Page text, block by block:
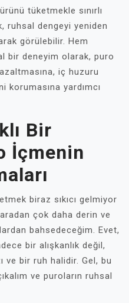
tüketmekle sınırlı
ruhsal dengeyi yeniden
görülebilir. Hem
bir deneyim olarak, puro
iç huzuru
korumasına yardımcı
Bir
İçmenin
biraz sıkıcı gelmiyor
çok daha derin ve
bahsedeceğim. Evet,
bir alışkanlık değil,
ve bir ruh halidir. Gel, bu
ve puroların ruhsal